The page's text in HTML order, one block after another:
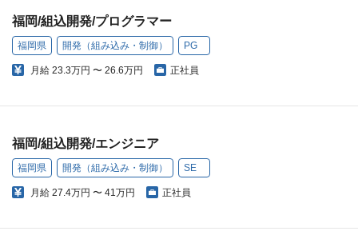
福岡/組込開発/プログラマー
福岡県 開発（組み込み・制御） PG
月給 23.3万円 〜 26.6万円 正社員
福岡/組込開発/エンジニア
福岡県 開発（組み込み・制御） SE
月給 27.4万円 〜 41万円 正社員